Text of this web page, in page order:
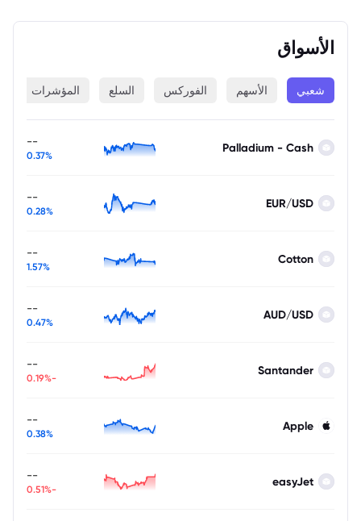
الأسواق
شعبي الأسهم الفوركس السلع المؤشرات
Palladium - Cash
--
0.37%
EUR/USD
--
0.28%
Cotton
--
1.57%
AUD/USD
--
0.47%
Santander
--
-0.19%
Apple
--
0.38%
easyJet
--
-0.51%